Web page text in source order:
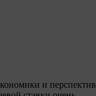
и перспектив